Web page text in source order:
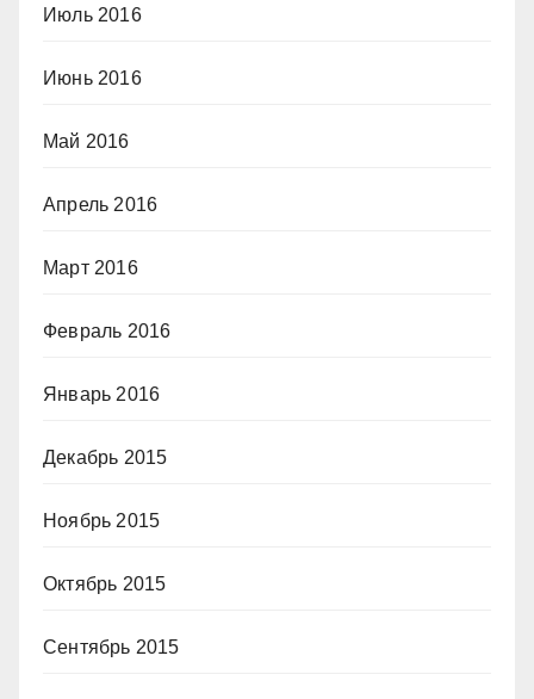
Июль 2016
Июнь 2016
Май 2016
Апрель 2016
Март 2016
Февраль 2016
Январь 2016
Декабрь 2015
Ноябрь 2015
Октябрь 2015
Сентябрь 2015